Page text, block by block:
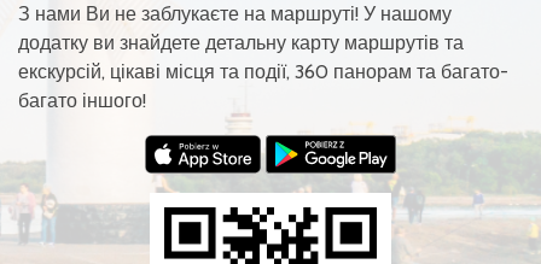
З нами Ви не заблукаєте на маршруті! У нашому
додатку ви знайдете детальну карту маршрутів та
екскурсій, цікаві місця та події, 360 панорам та багато-
багато іншого!